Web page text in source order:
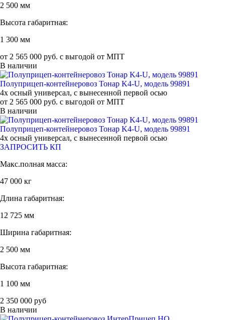
2 500 мм
Высота габаритная:
1 300 мм
от 2 565 000 руб. с выгодой от МПТ
В наличии
Полуприцеп-контейнеровоз Тонар K4-U, модель 99891
4х осный универсал, с вынесенной первой осью
от 2 565 000 руб. с выгодой от МПТ
В наличии
Полуприцеп-контейнеровоз Тонар K4-U, модель 99891
4х осный универсал, с вынесенной первой осью
ЗАПРОСИТЬ КП
Макс.полная масса:
47 000 кг
Длина габаритная:
12 725 мм
Ширина габаритная:
2 500 мм
Высота габаритная:
1 100 мм
2 350 000 руб
В наличии